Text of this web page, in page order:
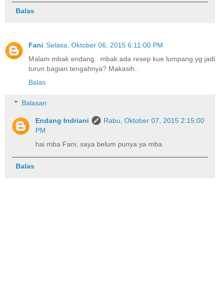
Balas
Fani Selasa, Oktober 06, 2015 6:11:00 PM
Malam mbak endang.. mbak ada resep kue lumpang yg jadi
turun bagian tengahnya? Makasih..
Balas
Balasan
Endang Indriani
Rabu, Oktober 07, 2015 2:15:00
PM
hai mba Fani, saya belum punya ya mba
Balas